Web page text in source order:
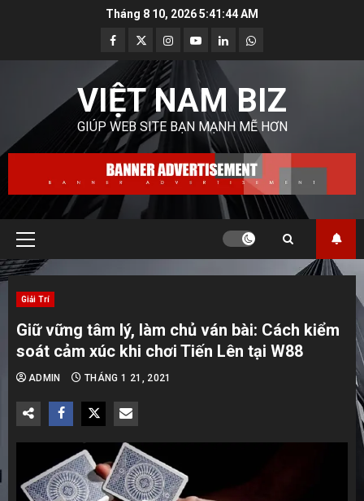
Tháng 8 10, 20265:41:45 AM
Facebook
TwitterInstagram
YoutubeLinkedinWhatsapp
VIỆT NAM BIZ
GIÚP WEB SITE BẠN MẠNH MẼ HƠN
Primary
Menu
Giải Trí
Giữ vững tâm lý, làm chủ ván bài: Cách kiểm
soát cảm xúc khi chơi Tiến Lên tại W88
ADMIN THÁNG 1 21, 2021